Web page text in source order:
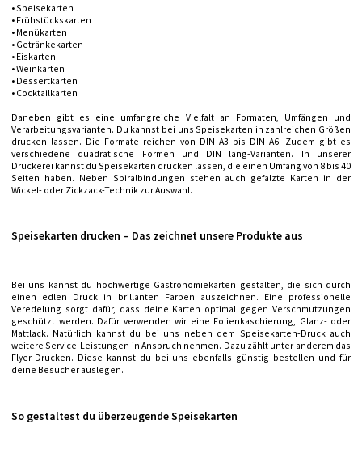
• Speisekarten
• Frühstückskarten
• Menükarten
• Getränkekarten
• Eiskarten
• Weinkarten
• Dessertkarten
• Cocktailkarten
Daneben gibt es eine umfangreiche Vielfalt an Formaten, Umfängen und
Verarbeitungsvarianten. Du kannst bei uns Speisekarten in zahlreichen Größen
drucken lassen. Die Formate reichen von DIN A3 bis DIN A6. Zudem gibt es
verschiedene quadratische Formen und DIN lang-Varianten. In unserer
Druckerei kannst du Speisekarten drucken lassen, die einen Umfang von 8 bis 40
Seiten haben. Neben Spiralbindungen stehen auch gefalzte Karten in der
Wickel- oder Zickzack-Technik zur Auswahl.
Speisekarten drucken – Das zeichnet unsere Produkte aus
Bei uns kannst du hochwertige Gastronomiekarten gestalten, die sich durch
einen edlen Druck in brillanten Farben auszeichnen. Eine professionelle
Veredelung sorgt dafür, dass deine Karten optimal gegen Verschmutzungen
geschützt werden. Dafür verwenden wir eine Folienkaschierung, Glanz- oder
Mattlack. Natürlich kannst du bei uns neben dem Speisekarten-Druck auch
weitere Service-Leistungen in Anspruch nehmen. Dazu zählt unter anderem das
Flyer-Drucken. Diese kannst du bei uns ebenfalls günstig bestellen und für
deine Besucher auslegen.
So gestaltest du überzeugende Speisekarten